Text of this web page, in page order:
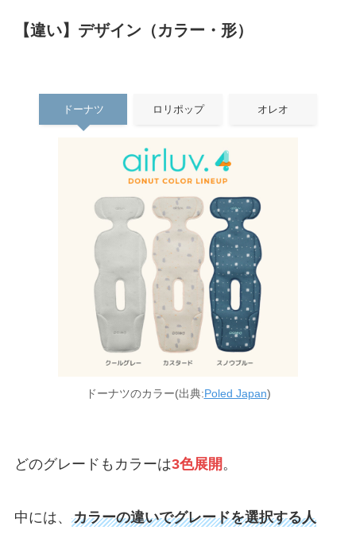
【違い】デザイン（カラー・形）
ドーナツ ロリポップ オレオ
ドーナツのカラー(出典:Poled Japan)
どのグレードもカラーは3色展開 。
中には、 カラーの違いでグレードを選択する人